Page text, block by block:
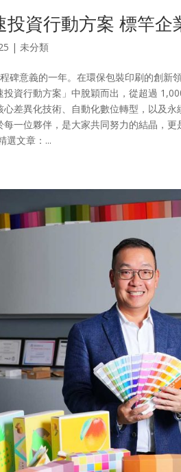
資行動方案 標竿企
| 未分類
碑意義的一年。在環保包裝印刷的創新
資行動方案」中脫穎而出，從超過
差異化技術、自動化數位轉型，以及
一位夥伴，是大家共同努力的結晶，
選文章：...